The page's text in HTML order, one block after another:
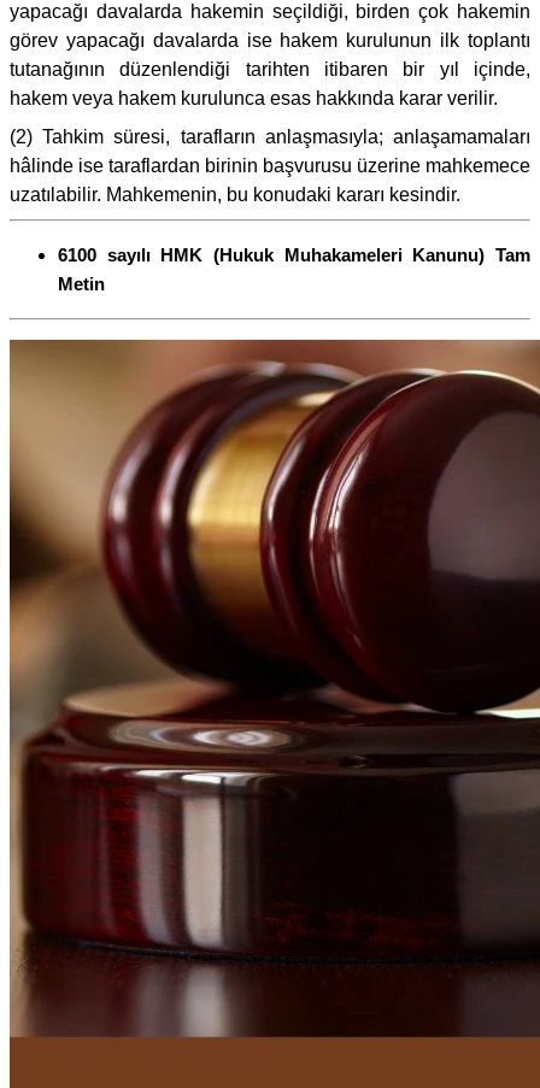
yapacağı davalarda hakemin seçildiği, birden çok hakemin
görev yapacağı davalarda ise hakem kurulunun ilk toplantı
tutanağının düzenlendiği tarihten itibaren bir yıl içinde,
hakem veya hakem kurulunca esas hakkında karar verilir.
(2) Tahkim süresi, tarafların anlaşmasıyla; anlaşamamaları
hâlinde ise taraflardan birinin başvurusu üzerine mahkemece
uzatılabilir. Mahkemenin, bu konudaki kararı kesindir.
6100 sayılı HMK (Hukuk Muhakameleri Kanunu) Tam
Metin